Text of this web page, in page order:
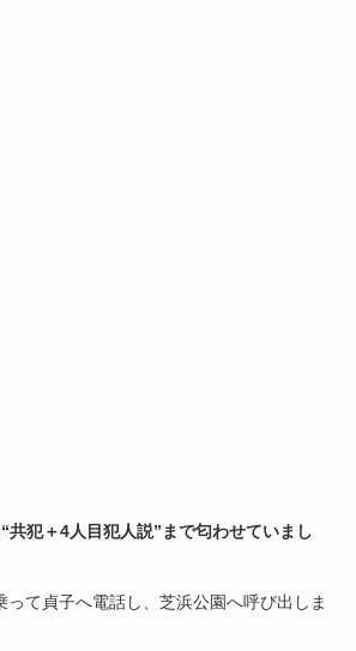
共犯＋4人目犯人説”まで匂わせていまし
って貞子へ電話し、芝浜公園へ呼び出しま